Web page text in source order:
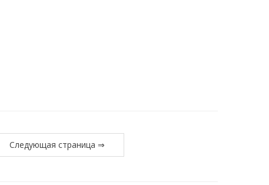
Следующая страница ⇒